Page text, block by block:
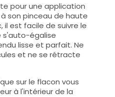
pour une application
son pinceau de haute
il est facile de suivre le
s'auto-égalise
lisse et parfait. Ne
et ne se rétracte
sur le flacon vous
à l'intérieur de la